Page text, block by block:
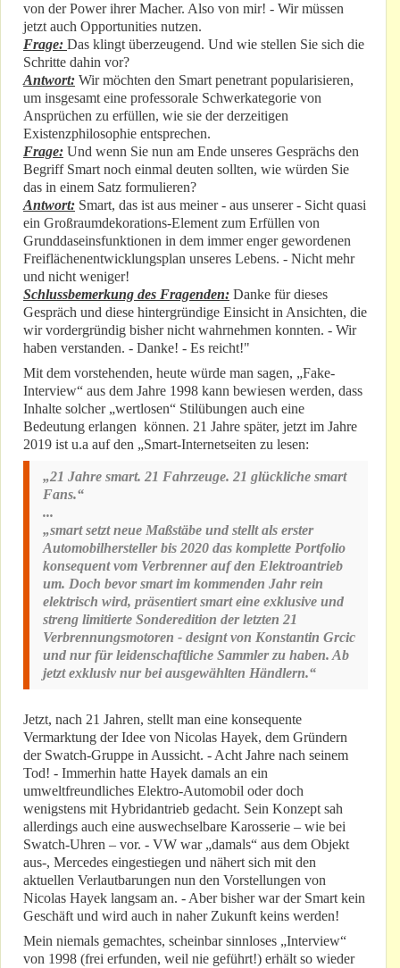
von der Power ihrer Macher. Also von mir! - Wir müssen
jetzt auch Opportunities nutzen.
Frage: Das klingt überzeugend. Und wie stellen Sie sich die
Schritte dahin vor?
Antwort: Wir möchten den Smart penetrant popularisieren,
um insgesamt eine professorale Schwerkategorie von
Ansprüchen zu erfüllen, wie sie der derzeitigen
Existenzphilosophie entsprechen.
Frage: Und wenn Sie nun am Ende unseres Gesprächs den
Begriff Smart noch einmal deuten sollten, wie würden Sie
das in einem Satz formulieren?
Antwort: Smart, das ist aus meiner - aus unserer - Sicht quasi
ein Großraumdekorations-Element zum Erfüllen von
Grunddaseinsfunktionen in dem immer enger gewordenen
Freiflächenentwicklungsplan unseres Lebens. - Nicht mehr
und nicht weniger!
Schlussbemerkung des Fragenden: Danke für dieses
Gespräch und diese hintergründige Einsicht in Ansichten, die
wir vordergründig bisher nicht wahrnehmen konnten. - Wir
haben verstanden. - Danke! - Es reicht!"
Mit dem vorstehenden, heute würde man sagen, „Fake-
Interview“ aus dem Jahre 1998 kann bewiesen werden, dass
Inhalte solcher „wertlosen“ Stilübungen auch eine
Bedeutung erlangen können. 21 Jahre später, jetzt im Jahre
2019 ist u.a auf den „Smart-Internetseiten zu lesen:
„21 Jahre smart. 21 Fahrzeuge. 21 glückliche smart
Fans.“
...
„smart setzt neue Maßstäbe und stellt als erster
Automobilhersteller bis 2020 das komplette Portfolio
konsequent vom Verbrenner auf den Elektroantrieb
um. Doch bevor smart im kommenden Jahr rein
elektrisch wird, präsentiert smart eine exklusive und
streng limitierte Sonderedition der letzten 21
Verbrennungsmotoren - designt von Konstantin Grcic
und nur für leidenschaftliche Sammler zu haben. Ab
jetzt exklusiv nur bei ausgewählten Händlern.“
Jetzt, nach 21 Jahren, stellt man eine konsequente
Vermarktung der Idee von Nicolas Hayek, dem Gründern
der Swatch-Gruppe in Aussicht. - Acht Jahre nach seinem
Tod! - Immerhin hatte Hayek damals an ein
umweltfreundliches Elektro-Automobil oder doch
wenigstens mit Hybridantrieb gedacht. Sein Konzept sah
allerdings auch eine auswechselbare Karosserie – wie bei
Swatch-Uhren – vor. - VW war „damals“ aus dem Objekt
aus-, Mercedes eingestiegen und nähert sich mit den
aktuellen Verlautbarungen nun den Vorstellungen von
Nicolas Hayek langsam an. - Aber bisher war der Smart kein
Geschäft und wird auch in naher Zukunft keins werden!
Mein niemals gemachtes, scheinbar sinnloses „Interview“
von 1998 (frei erfunden, weil nie geführt!) erhält so wieder